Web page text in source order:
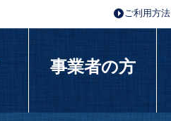
ご利用方法
事業者の方